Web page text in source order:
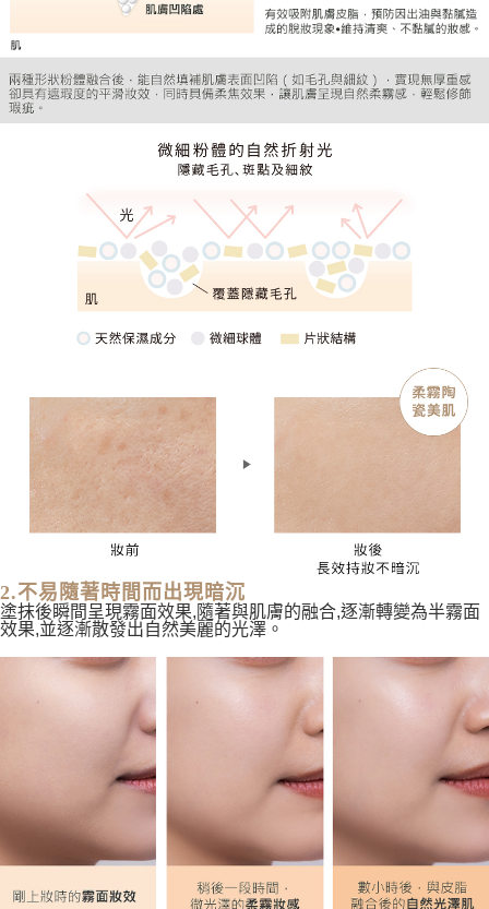
2.不易隨著時間而出現暗沉
塗抹後瞬間呈現霧面效果,隨著與肌膚的融合,逐漸轉變為半霧面
效果,並逐漸散發出自然美麗的光澤。